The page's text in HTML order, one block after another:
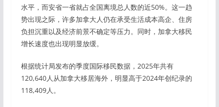
水平，而安省一省就占全国离境总人数的近50%。这一趋
势出现之际，许多加拿大人仍在承受生活成本高企、住房
负担沉重以及经济前景不确定等压力。同时，加拿大移民
增长速度也出现明显放缓。
根据统计局发布的季度国际移民数据，2025年共有
120,640人从加拿大移居海外，明显高于2024年创纪录的
118,409人。